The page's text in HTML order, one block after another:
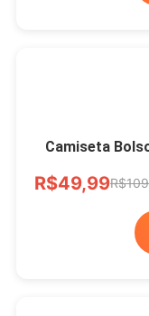
Camiseta
R$49,99